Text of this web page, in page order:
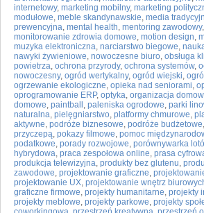
internetowy, marketing mobilny, marketing
modułowe, meble skandynawskie, media
prewencyjna, mental health, mentoring zawodowy,
monitorowanie zdrowia domowe, motion design,
muzyka elektroniczna, narciarstwo biegowe,
nawyki żywieniowe, nowoczesne biuro, obsługa
powietrza, ochrona przyrody, ochrona systemów,
nowoczesny, ogród wertykalny, ogród wiejski,
ogrzewanie ekologiczne, opieka nad seniorami,
oprogramowanie ERP, optyka, organizacja
domowe, paintball , paleniska ogrodowe, parki
naturalna, pielęgniarstwo, platformy chmurowe,
aktywne, podróże biznesowe, podróże budżetowe,
przyczepą, pokazy filmowe, pomoc
podatkowe, porady rozwojowe, porównywarka
hybrydowa, praca zespołowa online, prasa
produkcja telewizyjna, produkty bez glutenu,
zawodowe, projektowanie graficzne,
projektowanie UX, projektowanie wnętrz
graficzne firmowe, projekty humanitarne, projekty
projekty meblowe, projekty parkowe, projekty